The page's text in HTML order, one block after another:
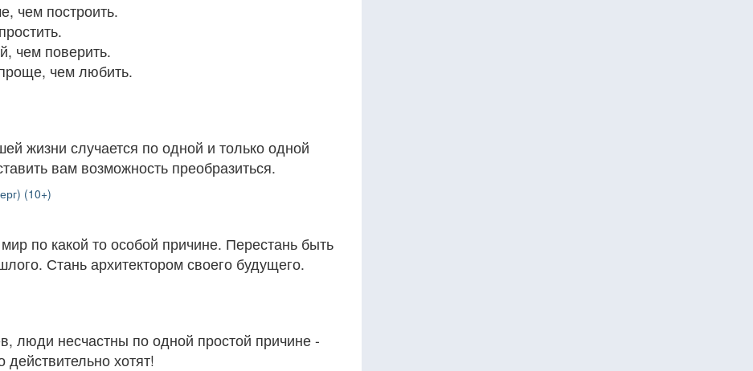
чем построить.
чем поверить.
чем любить.
жизни случается по одной и только одной
вам возможность преобразиться.
(10+)
по какой то особой причине. Перестань быть
Стань архитектором своего будущего.
люди несчастны по одной простой причине -
хотят!